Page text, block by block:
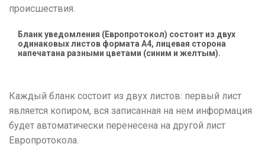
происшествия.
Бланк уведомления (Европротокол) состоит из двух
одинаковых листов формата А4, лицевая сторона
напечатана разными цветами (синим и желтым).
Каждый бланк состоит из двух листов: первый лист
является копиром, вся записанная на нем информация
будет автоматически перенесена на другой лист
Европротокола.